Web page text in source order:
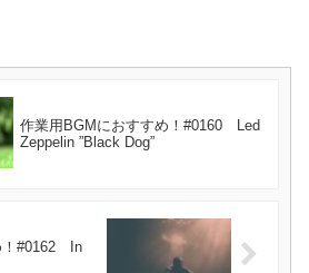
作業用BGMにおすすめ！#0160 Led
Zeppelin ”Black Dog”
！#0162 In